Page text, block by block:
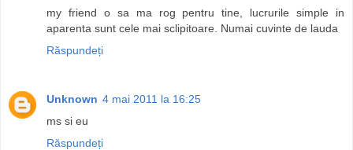
my friend o sa ma rog pentru tine, lucrurile simple in
aparenta sunt cele mai sclipitoare. Numai cuvinte de lauda
Răspundeți
Unknown 4 mai 2011 la 16:25
ms si eu
Răspundeți